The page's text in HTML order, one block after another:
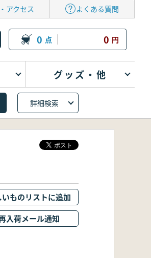
アクセス よくある質問
0 点 0 円
グッズ・他
詳細検索
いものリストに追加
入荷メール通知